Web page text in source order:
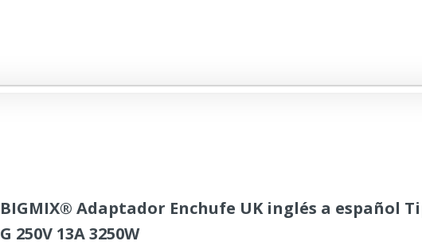
BIGMIX® Adaptador Enchufe UK inglés a español
G 250V 13A 3250W